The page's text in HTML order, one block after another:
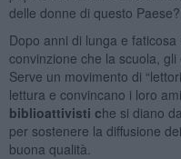
delle donne di questo Paese?
Dopo anni di lunga e
convinzione che la scuola,
Serve un movimento di
lettura e convincano i loro
biblioattivisti che si diano
per sostenere la diffusione
buona qualità.